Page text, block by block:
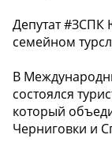
Депутат #ЗСПК
семейном
В
состоялся
который
Черниговки и